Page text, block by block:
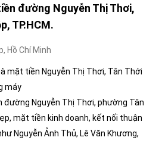
đường Nguyễn Thị Thơi,
TP.HCM.
Hồ Chí Minh
mặt tiền Nguyễn Thị Thơi, Tân Thới
máy
đường Nguyễn Thị Thơi, phường Tân
mặt tiền kinh doanh, kết nối thuận
Nguyễn Ảnh Thủ, Lê Văn Khương,